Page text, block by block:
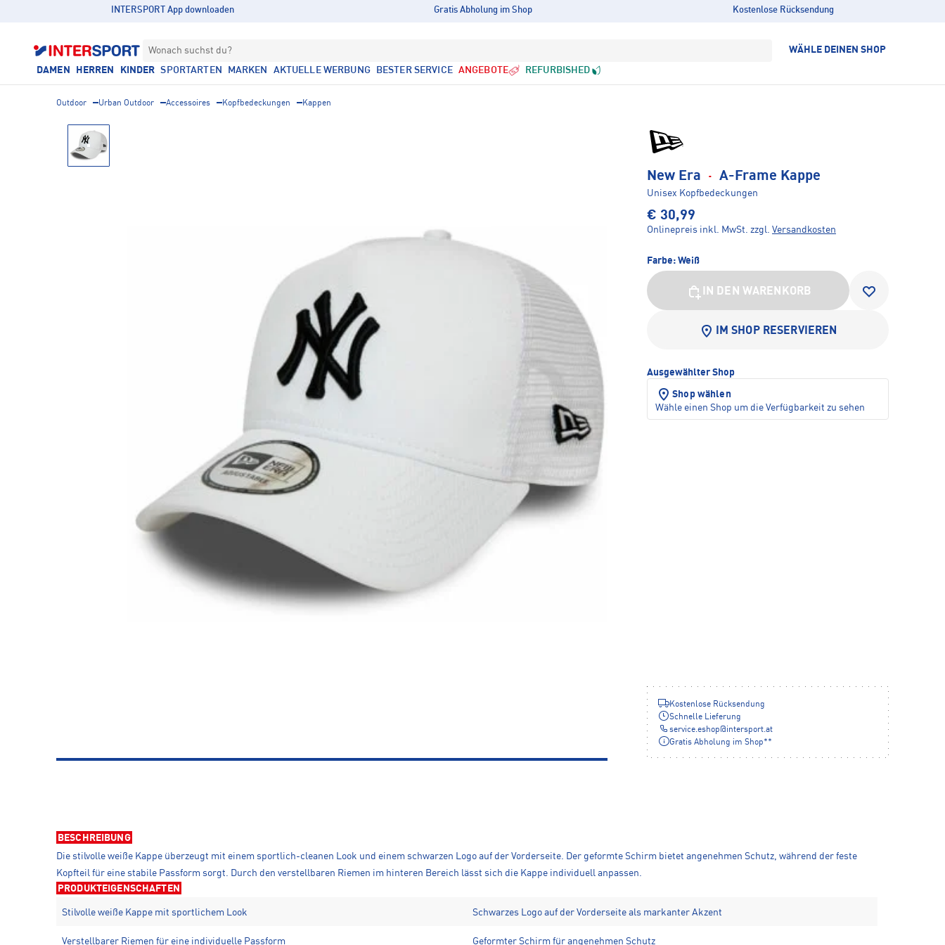
INTERSPORT App downloaden Gratis Abholung im Shop Kostenlose Rücksendung
Wonach suchst du? WÄHLE DEINEN SHOP
DAMEN HERREN KINDER SPORTARTEN MARKEN AKTUELLE WERBUNG BESTER SERVICE ANGEBOTE REFURBISHED
Outdoor Urban Outdoor Accessoires Kopfbedeckungen Kappen
New Era · A-Frame Kappe
Unisex Kopfbedeckungen
€ 30,99
Onlinepreis inkl. MwSt. zzgl. Versandkosten
Farbe: Weiß
IN DEN WARENKORB
IM SHOP RESERVIEREN
Ausgewählter Shop
Shop wählen
Wähle einen Shop um die Verfügbarkeit zu sehen
Kostenlose Rücksendung
Schnelle Lieferung
service.eshop@ intersport.at
Gratis Abholung im Shop**
BESCHREIBUNG
Die stilvolle weiße Kappe überzeugt mit einem sportlich-cleanen Look und einem schwarzen Logo auf der Vorderseite. Der geformte Schirm bietet angenehmen Schutz, während der feste
Kopfteil für eine stabile Passform sorgt. Durch den verstellbaren Riemen im hinteren Bereich lässt sich die Kappe individuell anpassen.
PRODUKTEIGENSCHAFTEN
Stilvolle weiße Kappe mit sportlichem Look Schwarzes Logo auf der Vorderseite als markanter Akzent
Verstellbarer Riemen für eine individuelle Passform Geformter Schirm für angenehmen Schutz